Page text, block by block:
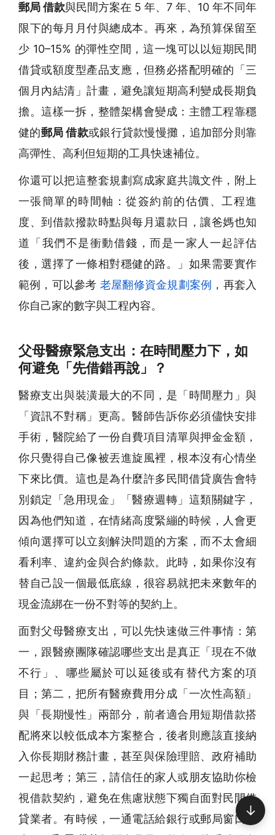
郵局 借款與民間方案在 5 年、7 年、10 年不同年
限下的每月月付與總成本。再來，為預算保留至
少 10–15% 的彈性空間，這一塊可以以短期民間
借貸或額度型產品支應，但務必搭配明確的「三
個月內結清」計畫，避免讓短期高利變成長期負
擔。這樣一拆，整體架構會變成：主體工程靠穩
健的郵局 借款或銀行貸款慢慢攤，追加部分則靠
高彈性、高利但短期的工具快速補位。
你還可以把這整套規劃寫成家庭共識文件，附上
一張簡單的時間軸：從簽約前的估價、工程進
度、到借款撥款時點與每月還款日，讓爸媽也知
道「我們不是衝動借錢，而是一家人一起評估
後，選擇了一條相對穩健的路。」如果需要實作
範例，可以參考 老屋翻修資金規劃案例 ，再套入
你自己家的數字與工程內容。
父母醫療緊急支出：在時間壓力下，如
何避免「先借錯再說」？
醫療支出與裝潢最大的不同，是「時間壓力」與
「資訊不對稱」更高。醫師告訴你必須儘快安排
手術，醫院給了一份自費項目清單與押金金額，
你只覺得自己像被丟進旋風裡，根本沒有心情坐
下來比價。這也是為什麼許多民間借貸廣告會特
別鎖定「急用現金」「醫療週轉」這類關鍵字，
因為他們知道，在情緒高度緊繃的時候，人會更
傾向選擇可以立刻解決問題的方案，而不太會細
看利率、違約金與合約條款。此時，如果你沒有
替自己設一個最低底線，很容易就把未來數年的
現金流綁在一份不對等的契約上。
面對父母醫療支出，可以先快速做三件事情：第
一，跟醫療團隊確認哪些支出是真正「現在不做
不行」、哪些屬於可以延後或有替代方案的項
目；第二，把所有醫療費用分成「一次性高額」
與「長期慢性」兩部分，前者適合用短期借款搭
配將來以較低成本方案整合，後者則應該直接納
入你長期財務計畫，甚至與保險理賠、政府補助
一起思考；第三，請信任的家人或朋友協助你檢
視借款契約，避免在焦慮狀態下獨自面對民間借
貸業者。有時候，一通電話給銀行或郵局窗口，
↓